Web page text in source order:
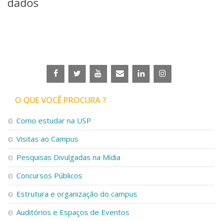
Pós-doutorado
Projetos, Programas e Cursos
Artes, Cultura e Esportes
Museus e Espaços Interativos
Serviços
Apoio ao Estudante
Segurança, Trânsito e Prevenção
RH, Administrativo e Financeiro
Outros serviços
Comunicação
Assessorias e Mídias
Aplicativos e Sites
Jornal da USP
Agenda de Eventos
O QUE VOCÊ PROCURA ?
Como estudar na USP
Visitas ao Campus
Pesquisas Divulgadas na Mídia
Concursos Públicos
Estrutura e organização do campus
Auditórios e Espaços de Eventos